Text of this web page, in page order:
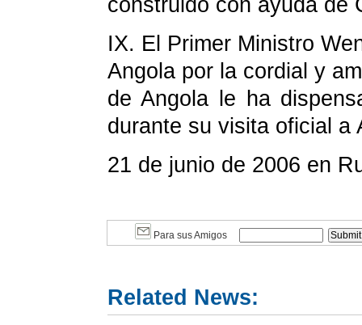
construido con ayuda de
IX. El Primer Ministro
Angola por la cordial y
de Angola le ha
durante su visita oficial a
21 de junio de 2006 en
Para sus Amigos
Related News: